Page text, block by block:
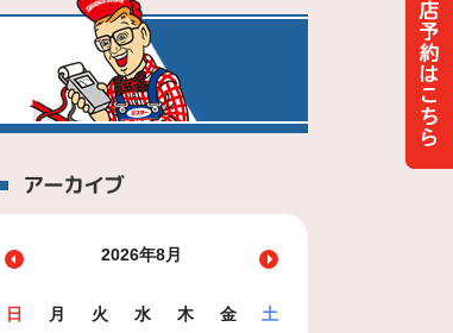
アーカイブ
2026年8月
日 月 火 水 木 金
土